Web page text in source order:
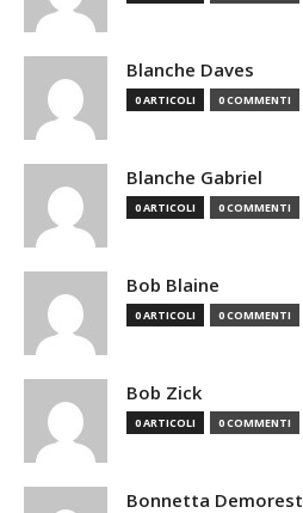
Blanche Daves
0 ARTICOLI 0 COMMENTI
Blanche Gabriel
0 ARTICOLI 0 COMMENTI
Bob Blaine
0 ARTICOLI 0 COMMENTI
Bob Zick
0 ARTICOLI 0 COMMENTI
Bonnetta Demorest